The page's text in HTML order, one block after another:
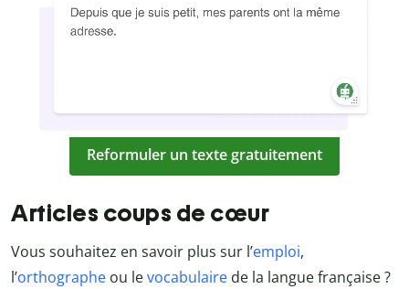
Reformuler un texte gratuitement
Articles coups de cœur
Vous souhaitez en savoir plus sur l’emploi,
l’orthographe ou levocabulaire de la langue française ?